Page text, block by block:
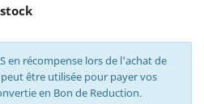
en récompense lors de l'achat de
être utilisée pour payer vos
en Bon de Reduction.